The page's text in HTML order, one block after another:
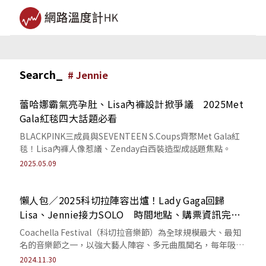
Search_ # Jennie
蕾哈娜霸氣亮孕肚、Lisa內褲設計掀爭議 2025Met
Gala紅毯四大話題必看
BLACKPINK三成員與SEVENTEEN S.Coups齊聚Met Gala紅
毯！Lisa內褲人像惹議、Zenday白西裝造型成話題焦點。
2025.05.09
懶人包／2025科切拉陣容出爐！Lady Gaga回歸
Lisa、Jennie接力SOLO 時間地點、購票資訊完整
收藏
Coachella Festival（科切拉音樂節）為全球規模最大、最知
名的音樂節之一，以強大藝人陣容、多元曲風聞名，每年吸引
超過20萬名樂迷朝...
2024.11.30